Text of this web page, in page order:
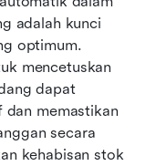
adalah kunci
optimum.
mencetuskan
dapat
dan memastikan
secara
kehabisan stok